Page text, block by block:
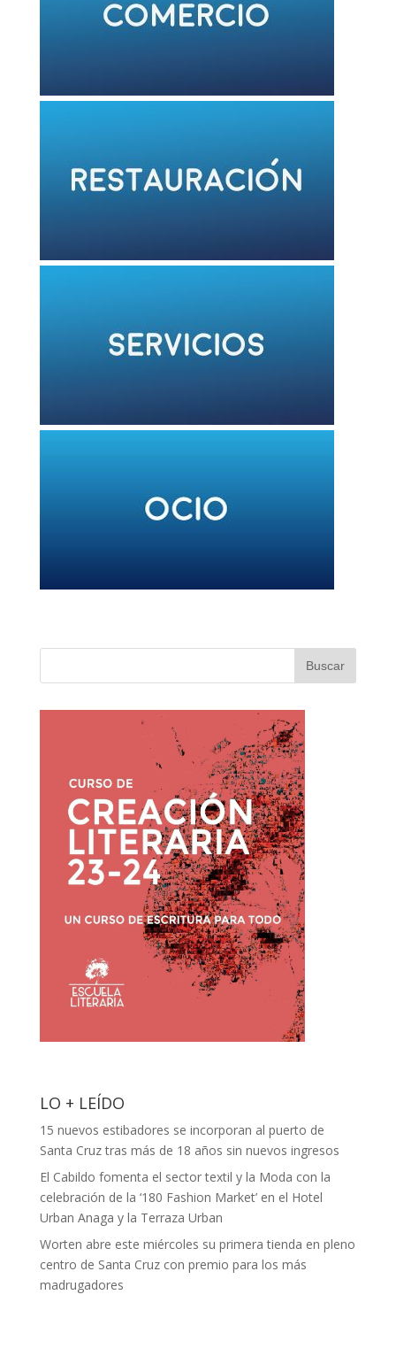
LO + LEÍDO
15 nuevos estibadores se incorporan al puerto de
Santa Cruz tras más de 18 años sin nuevos ingresos
El Cabildo fomenta el sector textil y la Moda con la
celebración de la ‘180 Fashion Market’ en el Hotel
Urban Anaga y la Terraza Urban
Worten abre este miércoles su primera tienda en pleno
centro de Santa Cruz con premio para los más
madrugadores